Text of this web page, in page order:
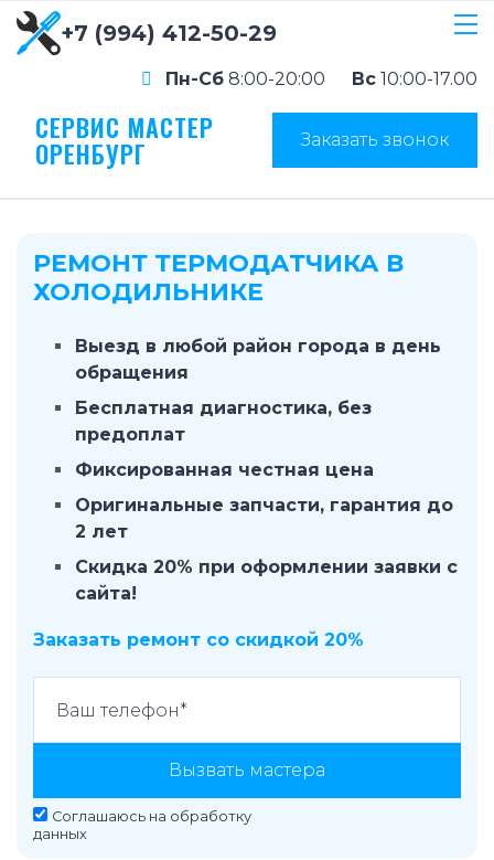
+7 (994) 412-50-29
Пн-Сб 8:00-20:00 Вс 10:00-17.00
СЕРВИС МАСТЕР
ОРЕНБУРГ Заказать звонок
РЕМОНТ ТЕРМОДАТЧИКА В
ХОЛОДИЛЬНИКЕ
Выезд в любой район города в день
обращения
Бесплатная диагностика, без
предоплат
Фиксированная честная цена
Оригинальные запчасти, гарантия до
2 лет
Скидка 20% при оформлении заявки с
сайта!
Заказать ремонт со скидкой 20%
Вызвать мастера
Соглашаюсь на обработку
данных